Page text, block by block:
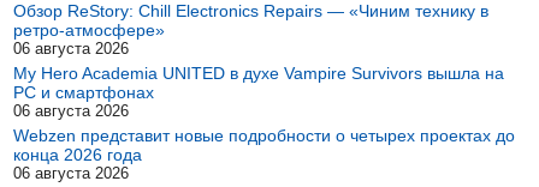
Обзор ReStory: Chill Electronics Repairs — «Чиним технику в
ретро-атмосфере»
06 августа 2026
My Hero Academia UNITED в духе Vampire Survivors вышла на
PC и смартфонах
06 августа 2026
Webzen представит новые подробности о четырех проектах до
конца 2026 года
06 августа 2026